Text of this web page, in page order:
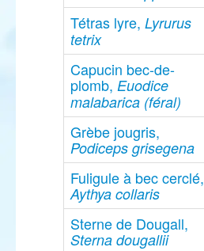
Tétras lyre, Lyrurus
tetrix
Capucin bec-de-
plomb, Euodice
malabarica (féral)
Grèbe jougris,
Podiceps grisegena
Fuligule à bec cerclé,
Aythya collaris
Sterne de Dougall,
Sterna dougallii